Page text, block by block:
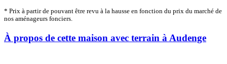
* Prix à partir de pouvant être revu à la hausse en fonction du prix du marché de
nos aménageurs fonciers.
À propos de cette maison avec terrain à Audenge